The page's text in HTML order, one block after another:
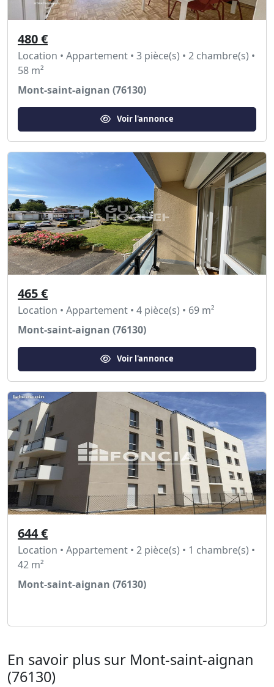
480 €
Location • Appartement • 3 pièce(s) • 2 chambre(s) •
58 m²
Mont-saint-aignan (76130)
Voir l'annonce
465 €
Location • Appartement • 4 pièce(s) • 69 m²
Mont-saint-aignan (76130)
Voir l'annonce
644 €
Location • Appartement • 2 pièce(s) • 1 chambre(s) •
42 m²
Mont-saint-aignan (76130)
En savoir plus sur Mont-saint-aignan
(76130)